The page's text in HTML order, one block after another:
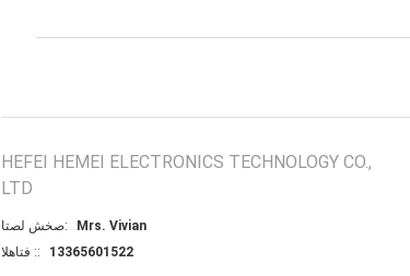
HEFEI HEMEI ELECTRONICS TECHNOLOGY CO.,
LTD
اتصل شخص:
Mrs. Vivian
الهاتف ::
13365601522